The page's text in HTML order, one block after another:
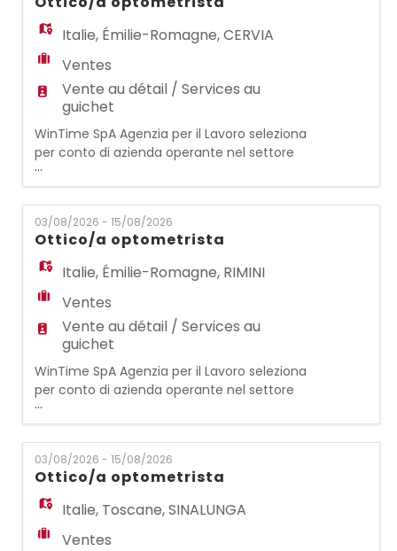
abilitante alla professione di ottico/ottica
optometrista - Esperienza precedente
come ottico/
Italie, Émilie-Romagne,CERVIA
Ventes
Vente au détail / Services au
guichet
WinTime SpA Agenzia per il Lavoro seleziona
per conto di azienda operante nel settore
dell'occhialeria, per il punto vendita di
CERVIA (RA): OTTICO/OTTICA
OPTOMETRISTA Si occuperà di vendita
assistita al cliente e contattologia. REQUISITI:
- Esperienza precedente come
ottico/ottica optometrista - Qualifica
abilitante alla professione di ottico/
...
03/08/2026 - 15/08/2026
Ottico/a optometrista
Italie, Émilie-Romagne, RIMINI
Ventes
Vente au détail / Services au
guichet
WinTime SpA Agenzia per il Lavoro seleziona
per conto di azienda operante nel settore
dell'occhialeria, per il punto vendita di RIMINI
- RICCIONE (RN): OTTICO/OTTICA
OPTOMETRISTA Si occuperà di vendita
assistita al cliente e contattologia. REQUISITI:
- Esperienza precedente come
ottico/ottica optometrista - Qualifica
abilitante alla professione
...
03/08/2026 - 15/08/2026
Ottico/a optometrista
Italie, Toscane,SINALUNGA
Ventes